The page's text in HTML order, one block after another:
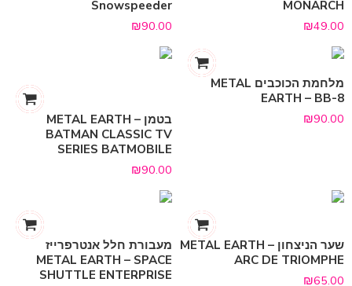
MONARCH
₪49.00
Snowspeeder
₪90.00
מלחמת הכוכבים METAL
EARTH – BB-8
₪90.00
בטמן METAL EARTH –
BATMAN CLASSIC TV
SERIES BATMOBILE
₪90.00
שער הניצחון METAL EARTH –
ARC DE TRIOMPHE
₪65.00
מעבורת חלל אנטרפרייז
METAL EARTH – SPACE
SHUTTLE ENTERPRISE